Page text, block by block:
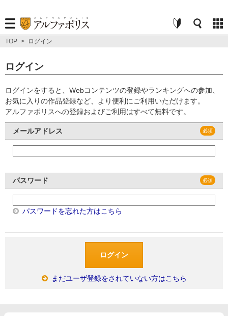
TOP > ログイン
ログイン
ログインをすると、Webコンテンツの登録やランキングへの参加、
お気に入りの作品登録など、より便利にご利用いただけます。
アルファポリスへの登録およびご利用はすべて無料です。
メールアドレス
パスワード
パスワードを忘れた方はこちら
まだユーザ登録をされていない方はこちら